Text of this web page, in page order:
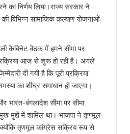
का निर्णय लिया।राज्य सरकार ने
विभिन्न सामाजिक कल्याण योजनाओं
कैबिनेट बैठक में हमने सीमा पर
आज से शुरू हो रही है। अगले
दी गयी है कि पूरी प्रक्रिया
का शीघ्र समाधान हो जाएगा।
भारत-बंगलादेश सीमा पर सीमा
मुद्दों में शामिल था। भाजपा ने तृणमूल
क्योंकि तृणमूल कांग्रेस सक्रिय रूप से